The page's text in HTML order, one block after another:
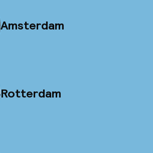
Amsterdam
Rotterdam